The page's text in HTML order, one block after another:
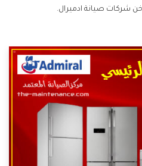
شركات صيانة ادميرال.